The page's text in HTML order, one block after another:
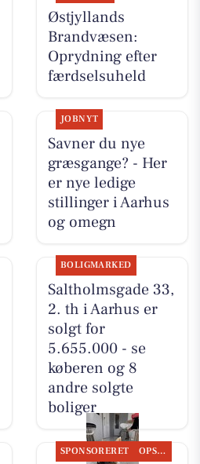
Østjyllands
Brandvæsen:
Oprydning efter
færdselsuheld
JOBNYT
Savner du nye
græsgange? - Her
er nye ledige
stillinger i Aarhus
og omegn
BOLIGMARKED
Saltholmsgade 33,
2. th i Aarhus er
solgt for
5.655.000 - se
køberen og 8
andre solgte
boliger
SPONSORERET OPSLAGSTAVLEN